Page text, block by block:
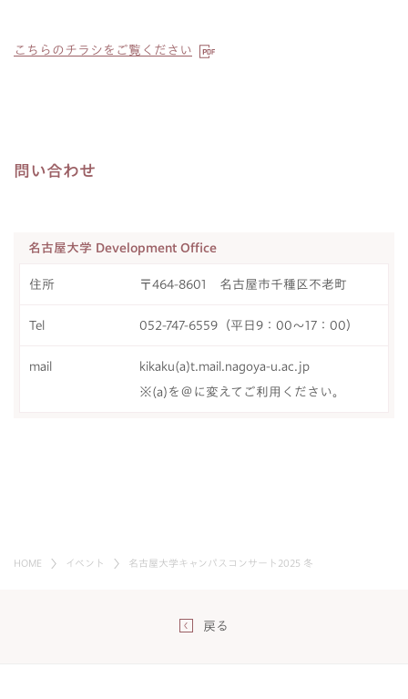
こちらのチラシをご覧ください
問い合わせ
名古屋大学 Development Office
住所 〒464-8601 名古屋市千種区不老町
Tel 052-747-6559（平日9：00～17：00）
mail
kikaku(a)t.mail.nagoya-u.ac.jp
※(a)を＠に変えてご利用ください。
HOME イベント 名古屋大学キャンパスコンサート2025 冬
戻る